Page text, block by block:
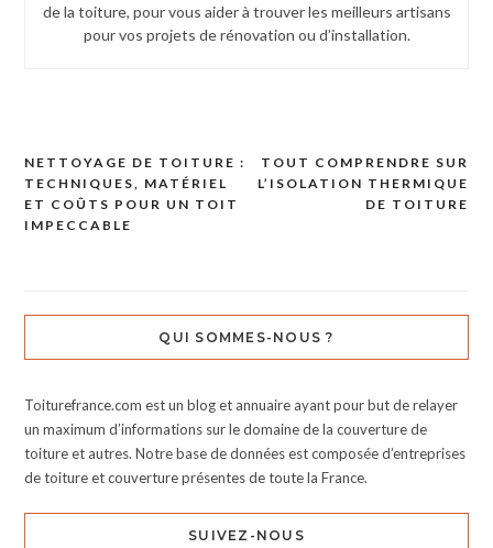
de la toiture, pour vous aider à trouver les meilleurs artisans
pour vos projets de rénovation ou d’installation.
Navigation
de
TOUT COMPRENDRE SUR
L’ISOLATION THERMIQUE
DE TOITURE
NETTOYAGE DE TOITURE :
TECHNIQUES, MATÉRIEL
ET COÛTS POUR UN TOIT
IMPECCABLE
QUI SOMMES-NOUS ?
Toiturefrance.com est un blog et annuaire ayant pour but de relayer
un maximum d’informations sur le domaine de la couverture de
toiture et autres. Notre base de données est composée d’entreprises
de toiture et couverture présentes de toute la France.
SUIVEZ-NOUS